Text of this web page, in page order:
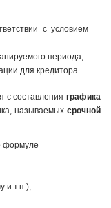
с условием
периода;
для кредитора.
с составления графика
называемых срочной
формуле
и т.п.);